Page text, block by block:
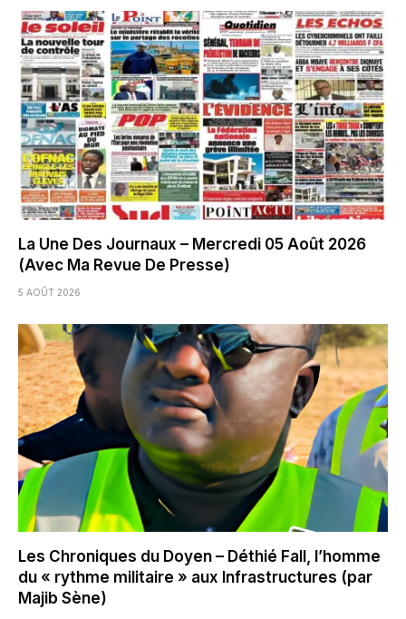
La Une Des Journaux – Mercredi 05 Août 2026
(Avec Ma Revue De Presse)
5 AOÛT 2026
Les Chroniques du Doyen – Déthié Fall, l’homme
du « rythme militaire » aux Infrastructures (par
Majib Sène)